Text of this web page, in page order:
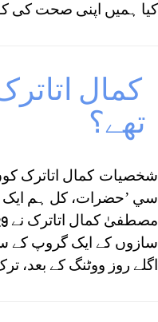
کیا ہمیں اپنی صحت کی
کمال
تھے؟
شخصيات کمال اتاترک
سي ’حضرات، کل ہم ایک
سازوں کے ایک گروپ کے
اگلے روز ووٹنگ کے بعد،